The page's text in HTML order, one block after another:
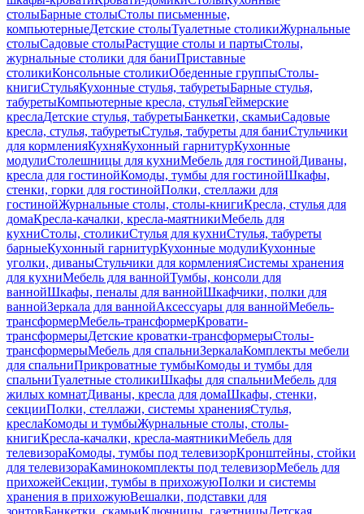
столыБарные столыСтолы письменные,
компьютерныеДетские столыТуалетные столикиЖурнальные
столыСадовые столыРастущие столы и партыСтолы,
журнальные столики для баниПриставные
столикиКонсольные столикиОбеденные группыСтолы-
книгиСтульяКухонные стулья, табуретыБарные стулья,
табуретыКомпьютерные кресла, стульяГеймерские
креслаДетские стулья, табуретыБанкетки, скамьиСадовые
кресла, стулья, табуретыСтулья, табуреты для баниСтульчики
для кормленияКухняКухонный гарнитурКухонные
модулиСтолешницы для кухниМебель для гостинойДиваны,
кресла для гостинойКомоды, тумбы для гостинойШкафы,
стенки, горки для гостинойПолки, стеллажи для
гостинойЖурнальные столы, столы-книгиКресла, стулья для
домаКресла-качалки, кресла-маятникиМебель для
кухниСтолы, столикиСтулья для кухниСтулья, табуреты
барныеКухонный гарнитурКухонные модулиКухонные
уголки, диваныСтульчики для кормленияСистемы хранения
для кухниМебель для ваннойТумбы, консоли для
ваннойШкафы, пеналы для ваннойШкафчики, полки для
ваннойЗеркала для ваннойАксессуары для ваннойМебель-
трансформерМебель-трансформерКровати-
трансформерыДетские кроватки-трансформерыСтолы-
трансформерыМебель для спальниЗеркалаКомплекты мебели
для спальниПрикроватные тумбыКомоды и тумбы для
спальниТуалетные столикиШкафы для спальниМебель для
жилых комнатДиваны, кресла для домаШкафы, стенки,
секцииПолки, стеллажи, системы храненияСтулья,
креслаКомоды и тумбыЖурнальные столы, столы-
книгиКресла-качалки, кресла-маятникиМебель для
телевизораКомоды, тумбы под телевизорКронштейны, стойки
для телевизораКаминокомплекты под телевизорМебель для
прихожейСекции, тумбы в прихожуюПолки и системы
хранения в прихожуюВешалки, подставки для
зонтовБанкетки, скамьиКлючницы, газетницыДетская